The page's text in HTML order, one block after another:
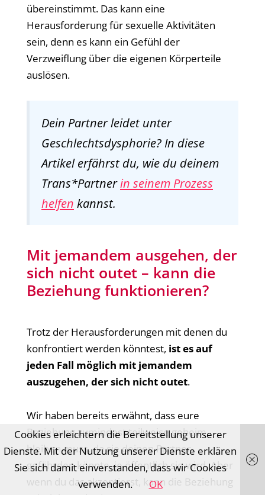
übereinstimmt. Das kann eine
Herausforderung für sexuelle Aktivitäten
sein, denn es kann ein Gefühl der
Verzweiflung über die eigenen Körperteile
auslösen.
Dein Partner leidet unter
Geschlechtsdysphorie? In diese
Artikel erfährst du, wie du deinem
Trans*Partnerin seinem Prozess
helfen kannst.
Mit jemandem ausgehen, der
sich nicht outet – kann die
Beziehung funktionieren?
Trotz der Herausforderungen mit denen du
konfrontiert werden könntest, istes auf
jeden Fall möglich mit jemandem
auszugehen, der sich nicht outet.
Wir haben bereits erwähnt, dass eure
Beziehung zumindest teilweise geheim
bleiben muss, da sie deinen Partner
gefährden könnte, je öffentlich sie wird. Aber
wenn du das akzeptierst, kann die Beziehung
Cookies erleichtern die Bereitstellung unserer
Dienste. Mit der Nutzung unserer Dienste erklären
Sie sich damit einverstanden, dass wir Cookies
verwenden.
OK